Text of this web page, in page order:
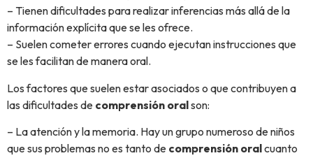
– Tienen dificultades para realizar inferencias más allá de la
información explícita que se les ofrece.
– Suelen cometer errores cuando ejecutan instrucciones que
se les facilitan de manera oral.
Los factores que suelen estar asociados o que contribuyen a
las dificultades de comprensión oralson:
– La atención y la memoria. Hay un grupo numeroso de niños
que sus problemas no es tanto de comprensión oralcuanto